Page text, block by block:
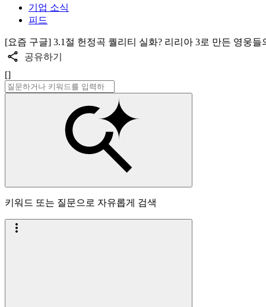
기업 소식
피드
[요즘 구글] 3.1절 헌정곡 퀄리티 실화? 리리아 3로 만든 영웅들
공유하기
[]
키워드 또는 질문으로 자유롭게 검색